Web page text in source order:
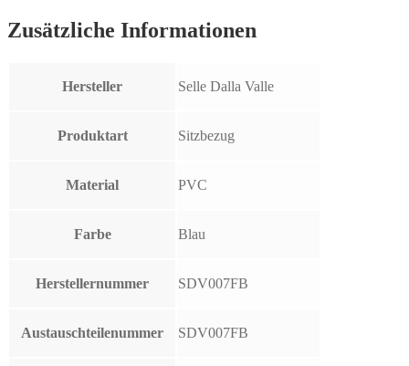
Zusätzliche Informationen
Hersteller Selle Dalla Valle
Produktart Sitzbezug
Material PVC
Farbe Blau
Herstellernummer SDV007FB
Austauschteilenummer SDV007FB